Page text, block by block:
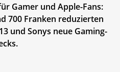
Gamer und Apple-Fans:
700 Franken reduzierten
und Sonys neue Gaming-